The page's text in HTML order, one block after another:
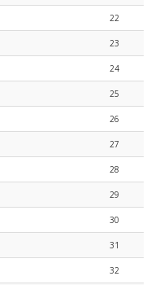
22
23
24
25
26
27
28
29
30
31
32